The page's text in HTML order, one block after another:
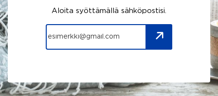
Aloita syöttämällä sähköpostisi.